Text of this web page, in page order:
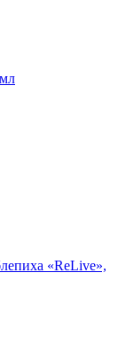
«ReLive»,